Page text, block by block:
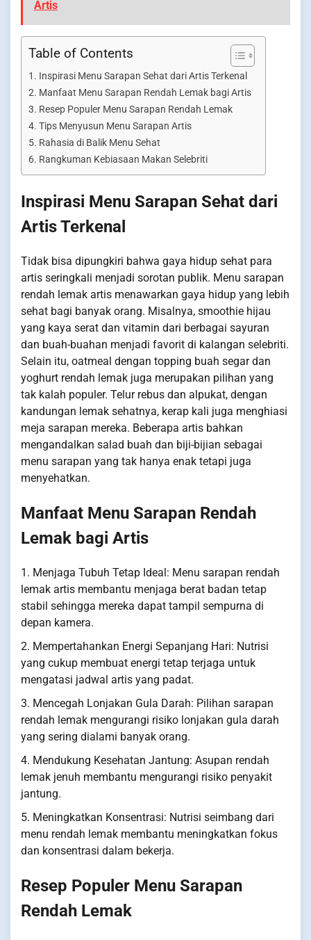
Artis
Table of Contents
Inspirasi Menu Sarapan Sehat dari Artis Terkenal
Manfaat Menu Sarapan Rendah Lemak bagi Artis
Resep Populer Menu Sarapan Rendah Lemak
Tips Menyusun Menu Sarapan Artis
Rahasia di Balik Menu Sehat
Rangkuman Kebiasaan Makan Selebriti
Inspirasi Menu Sarapan Sehat dari
Artis Terkenal
Tidak bisa dipungkiri bahwa gaya hidup sehat para
artis seringkali menjadi sorotan publik. Menu sarapan
rendah lemak artis menawarkan gaya hidup yang lebih
sehat bagi banyak orang. Misalnya, smoothie hijau
yang kaya serat dan vitamin dari berbagai sayuran
dan buah-buahan menjadi favorit di kalangan selebriti.
Selain itu, oatmeal dengan topping buah segar dan
yoghurt rendah lemak juga merupakan pilihan yang
tak kalah populer. Telur rebus dan alpukat, dengan
kandungan lemak sehatnya, kerap kali juga menghiasi
meja sarapan mereka. Beberapa artis bahkan
mengandalkan salad buah dan biji-bijian sebagai
menu sarapan yang tak hanya enak tetapi juga
menyehatkan.
Manfaat Menu Sarapan Rendah
Lemak bagi Artis
1. Menjaga Tubuh Tetap Ideal: Menu sarapan rendah
lemak artis membantu menjaga berat badan tetap
stabil sehingga mereka dapat tampil sempurna di
depan kamera.
2. Mempertahankan Energi Sepanjang Hari: Nutrisi
yang cukup membuat energi tetap terjaga untuk
mengatasi jadwal artis yang padat.
3. Mencegah Lonjakan Gula Darah: Pilihan sarapan
rendah lemak mengurangi risiko lonjakan gula darah
yang sering dialami banyak orang.
4. Mendukung Kesehatan Jantung: Asupan rendah
lemak jenuh membantu mengurangi risiko penyakit
jantung.
5. Meningkatkan Konsentrasi: Nutrisi seimbang dari
menu rendah lemak membantu meningkatkan fokus
dan konsentrasi dalam bekerja.
Resep Populer Menu Sarapan
Rendah Lemak